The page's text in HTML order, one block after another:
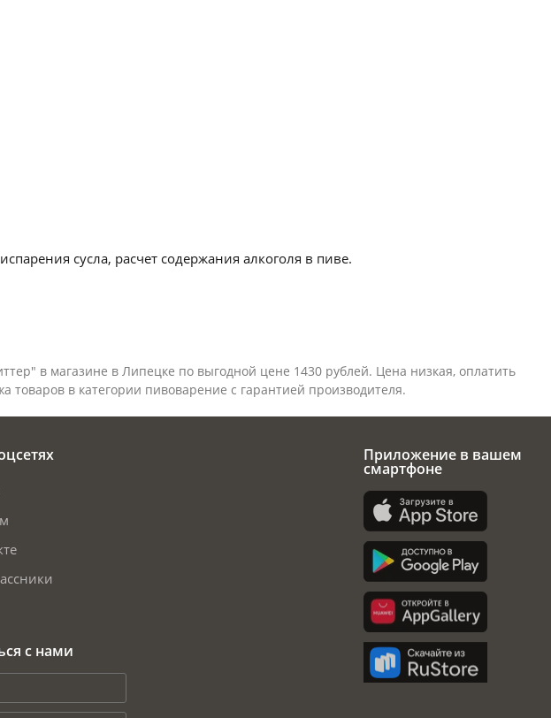
сусла, расчет содержания алкоголя в пиве.
в магазине в Липецке по выгодной цене 1430 рублей. Цена низкая, оплатить
товаров в категории пивоварение с гарантией производителя.
с нами
Приложение в вашем
смартфоне